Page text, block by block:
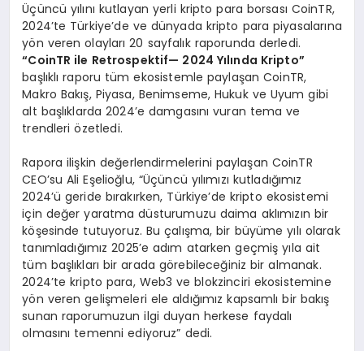
Üçüncü yılını kutlayan yerli kripto para borsası CoinTR,
2024’te Türkiye’de ve dünyada kripto para piyasalarına
yön veren olayları 20 sayfalık raporunda derledi.
“CoinTR ile Retrospektif— 2024 Yılında Kripto”
başlıklı raporu tüm ekosistemle paylaşan CoinTR,
Makro Bakış, Piyasa, Benimseme, Hukuk ve Uyum gibi
alt başlıklarda 2024’e damgasını vuran tema ve
trendleri özetledi.
Rapora ilişkin değerlendirmelerini paylaşan CoinTR
CEO’su Ali Eşelioğlu, “Üçüncü yılımızı kutladığımız
2024’ü geride bırakırken, Türkiye’de kripto ekosistemi
için değer yaratma düsturumuzu daima aklımızın bir
köşesinde tutuyoruz. Bu çalışma, bir büyüme yılı olarak
tanımladığımız 2025’e adım atarken geçmiş yıla ait
tüm başlıkları bir arada görebileceğiniz bir almanak.
2024’te kripto para, Web3 ve blokzinciri ekosistemine
yön veren gelişmeleri ele aldığımız kapsamlı bir bakış
sunan raporumuzun ilgi duyan herkese faydalı
olmasını temenni ediyoruz” dedi.